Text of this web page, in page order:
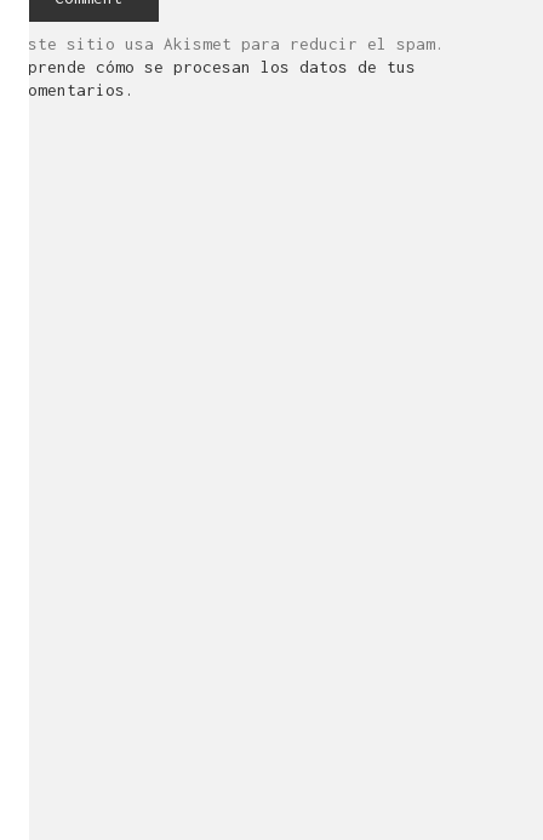
Este sitio usa Akismet para reducir el spam.
Aprende cómo se procesan los datos de tus
comentarios.